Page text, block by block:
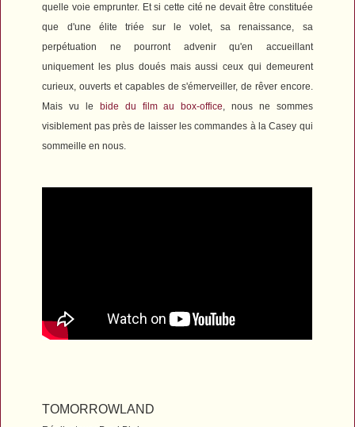
quelle voie emprunter. Et si cette cité ne devait être constituée
que d'une élite triée sur le volet, sa renaissance, sa
perpétuation ne pourront advenir qu'en accueillant
uniquement les plus doués mais aussi ceux qui demeurent
curieux, ouverts et capables de s'émerveiller, de rêver encore.
Mais vu le bide du film au box-office, nous ne sommes
visiblement pas près de laisser les commandes à la Casey qui
sommeille en nous.
TOMORROWLAND